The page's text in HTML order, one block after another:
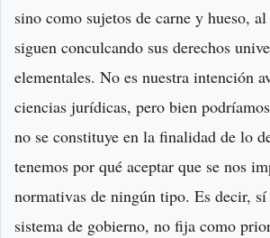
sino como sujetos de carne y hueso,
siguen conculcando sus derechos
elementales. No es nuestra intención
ciencias jurídicas, pero bien
no se constituye en la finalidad de lo
tenemos por qué aceptar que se nos
normativas de ningún tipo. Es decir,
sistema de gobierno, no fija como